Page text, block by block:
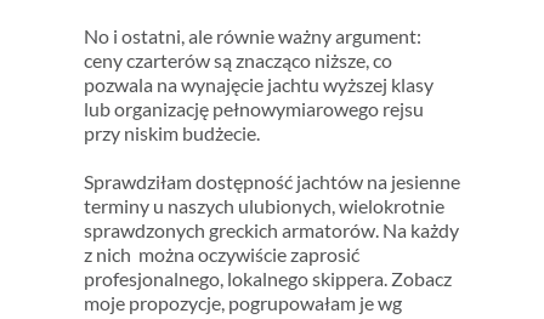
No i ostatni, ale równie ważny argument:
ceny czarterów są znacząco niższe, co
pozwala na wynajęcie jachtu wyższej klasy
lub organizację pełnowymiarowego rejsu
przy niskim budżecie.
Sprawdziłam dostępność jachtów na jesienne
terminy u naszych ulubionych, wielokrotnie
sprawdzonych greckich armatorów. Na każdy
z nich można oczywiście zaprosić
profesjonalnego, lokalnego skippera. Zobacz
moje propozycje, pogrupowałam je wg